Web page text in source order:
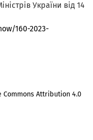
України від 14
160-2023-
Commons Attribution 4.0